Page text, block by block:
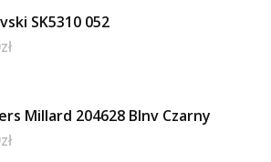
SK5310 052
zł
Millard 204628 Blnv Czarny
zł